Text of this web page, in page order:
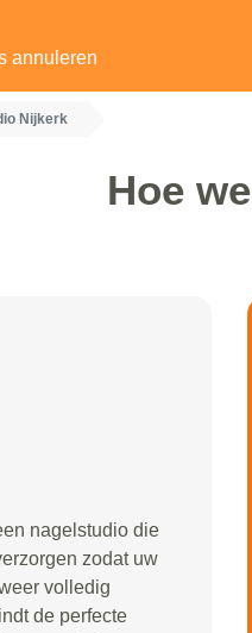
annuleren
Nijkerk
Hoe
nagelstudio die
zodat uw
volledig
de perfecte